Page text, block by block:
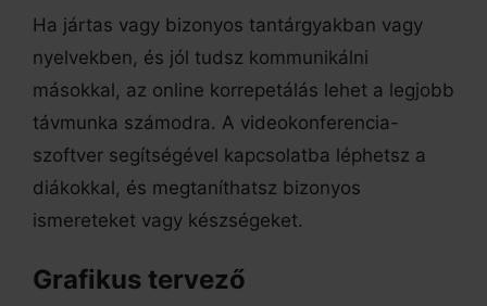
Ha jártas vagy bizonyos tantárgyakban vagy
nyelvekben, és jól tudsz kommunikálni
másokkal, az online korrepetálás lehet a legjobb
távmunka számodra. A videokonferencia-
szoftver segítségével kapcsolatba léphetsz a
diákokkal, és megtaníthatsz bizonyos
ismereteket vagy készségeket.
Grafikus tervező